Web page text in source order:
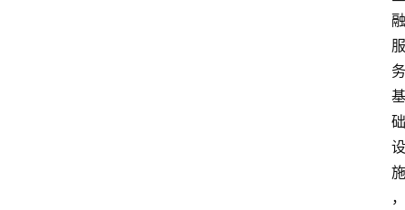
融
服
务
基
础
设
施
，